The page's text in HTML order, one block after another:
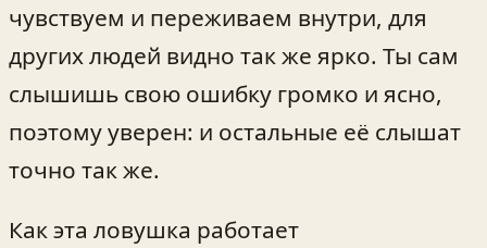
чувствуем и переживаем внутри, для
других людей видно так же ярко. Ты сам
слышишь свою ошибку громко и ясно,
поэтому уверен: и остальные её слышат
точно так же.
Как эта ловушка работает